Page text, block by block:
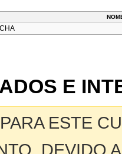
E
ESTE
DEVIDO